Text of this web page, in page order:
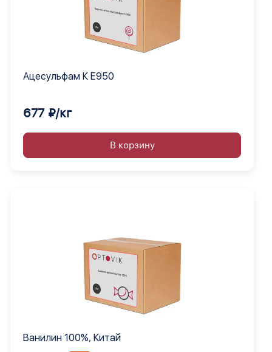
Ацесульфам К Е950
677 ₽/кг
В корзину
Ванилин 100%, Китай